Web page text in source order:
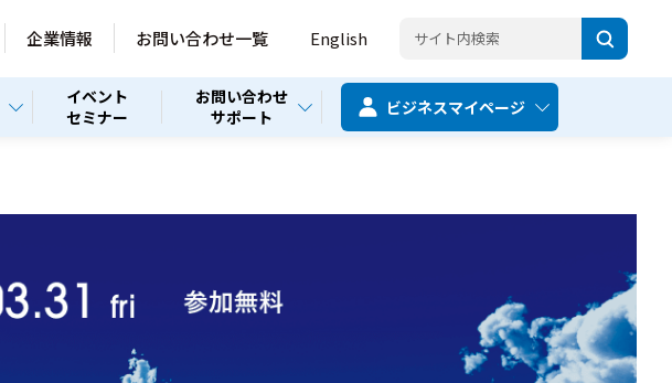
企業情報 お問い合わせ一覧 English
イベント
セミナー
お問い合わせ
サポート
ビジネスマイページ